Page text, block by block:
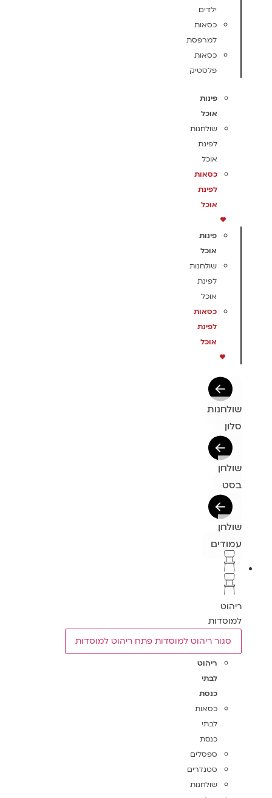
ילדים
כסאות
למרפסת
כסאות
פלסטיק
פינות
אוכל
שולחנות
לפינת
אוכל
כסאות
לפינת
אוכל
פינות
אוכל
שולחנות
לפינת
אוכל
כסאות
לפינת
אוכל
שולחנות
סלון
שולחן
בסט
שולחן
עמודים
ריהוט
למוסדות
סגור ריהוט למוסדות פתח ריהוט למוסדות
ריהוט
לבתי
כנסת
כסאות
לבתי
כנסת
ספסלים
סטנדרים
שולחנות